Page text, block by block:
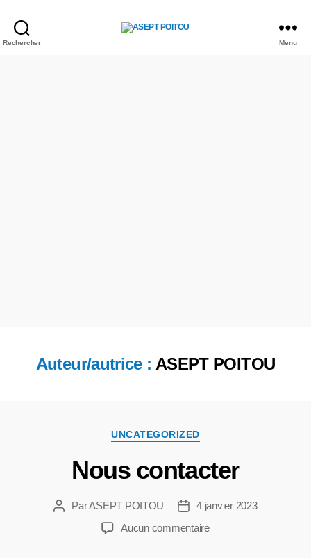
Rechercher Menu
Auteur/autrice : ASEPT POITOU
UNCATEGORIZED
Nous contacter
ParASEPT POITOU
4 janvier 2023
Aucun commentaire